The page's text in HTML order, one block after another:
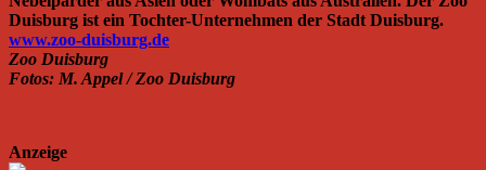
Duisburg ist ein Tochter-Unternehmen der Stadt Duisburg.
www.zoo-duisburg.de
Zoo Duisburg
Fotos: M. Appel / Zoo Duisburg
Anzeige